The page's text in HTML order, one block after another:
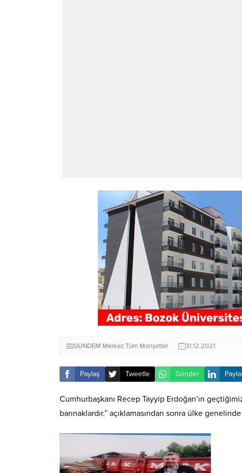
GÜNDEM MerkezTüm Manşetler 31.12.2021
Paylaş Tweetle Gönder
Cumhurbaşkanı Recep Tayyip Erdoğan’ın
barınaklardır.” açıklamasından sonra ülke